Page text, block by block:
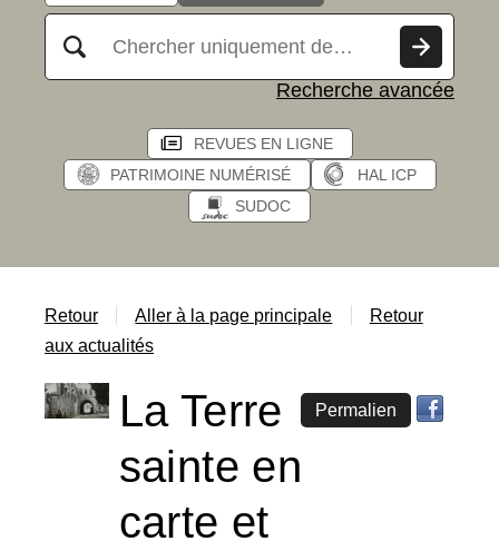
Chercher
Recherche avancée
REVUES EN LIGNE
PATRIMOINE NUMÉRISÉ
HAL ICP
SUDOC
Retour Aller à la page principale
Retour
aux actualités
Permalien
La Terre
sainte en
carte et